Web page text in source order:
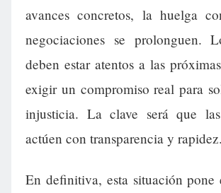
avances concretos, la huelga
negociaciones se prolonguen.
deben estar atentos a las
exigir un compromiso real para
injusticia. La clave será que las
actúen con transparencia y rapidez.
En definitiva, esta situación pone